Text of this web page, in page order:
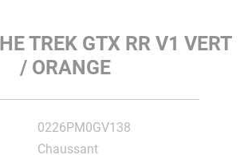
TREK GTX RR V1 VERT
/ ORANGE
0226PM0GV138
Chaussant